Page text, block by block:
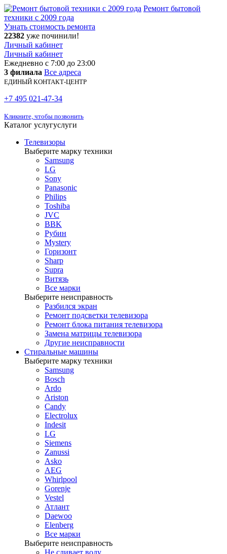
Ремонт бытовой
техники с 2009 года
Узнать стоимость ремонта
22382 уже починили!
Личный кабинет
Личный кабинет
Ежедневно с 7:00 до 23:00
3 филиала Все адреса
ЕДИНЫЙ КОНТАКТ-ЦЕНТР
+7 495 021-47-34
Кликните, чтобы позвонить
Каталог услугуслуги
Телевизоры
Выберите марку техники
Samsung
LG
Sony
Panasonic
Philips
Toshiba
JVC
BBK
Рубин
Mystery
Горизонт
Sharp
Supra
Витязь
Все марки
Выберите неисправность
Разбился экран
Ремонт подсветки телевизора
Ремонт блока питания телевизора
Замена матрицы телевизора
Другие неисправности
Стиральные машины
Выберите марку техники
Samsung
Bosch
Ardo
Ariston
Candy
Electrolux
Indesit
LG
Siemens
Zanussi
Asko
AEG
Whirlpool
Gorenje
Vestel
Атлант
Daewoo
Elenberg
Все марки
Выберите неисправность
Не сливает воду